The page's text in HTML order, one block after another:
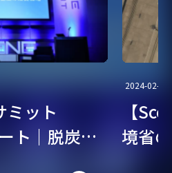
ミット
ト｜脱炭
2024-02-07
【
境省